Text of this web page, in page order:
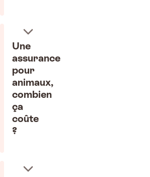
Une
assurance
pour
animaux,
combien
ça
coûte
?